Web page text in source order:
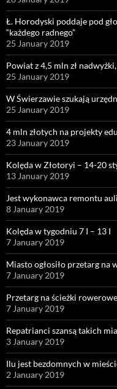
Ł. Horodyski poddaje pod
“każdego radnego”
25 January 2019
Powiat z 4,5 mln zł
25 January 2019
W Świerzawie szukają
25 January 2019
4 mln złotych na projekty
23 January 2019
Kolęda w Złotoryi – 14-20
13 January 2019
Jest wykonawca remontu
8 January 2019
Kolęda w tygodniu 7 I – 13 I
7 January 2019
Miasto ogłosiło przetarg na
7 January 2019
Przetarg na ścieżki
7 January 2019
Repatrianci szansą takich
3 January 2019
Ilu jest bezdomnych w
2 January 2019